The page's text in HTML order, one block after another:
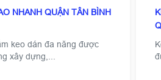
NHANH QUẬN TÂN BÌNH
keo dán đa năng được
xây dựng,...